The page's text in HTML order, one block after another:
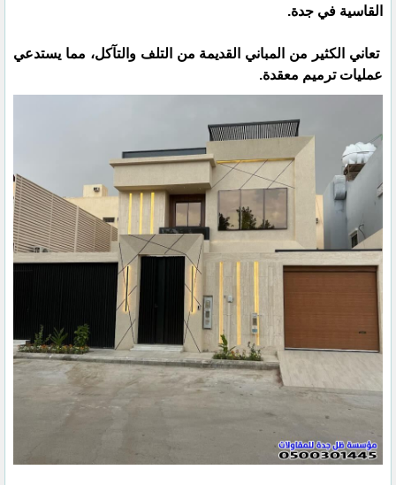
القاسية في جدة.
تعاني الكثير من المباني القديمة من التلف والتآكل، مما يستدعي
عمليات ترميم معقدة.